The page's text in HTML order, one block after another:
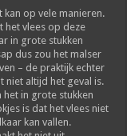
kan op vele manieren.
het vlees op deze
in grote stukken
dus zou het malser
– de praktijk echter
niet altijd het geval is.
in grote stukken
is dat het vlees niet
kan vallen.